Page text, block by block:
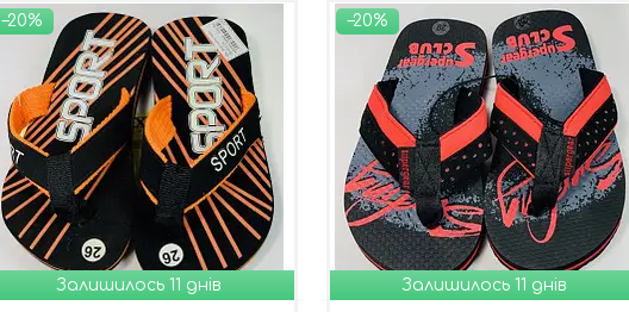
–20%
Залишилось 11 днів
–20%
Залишилось 11 днів